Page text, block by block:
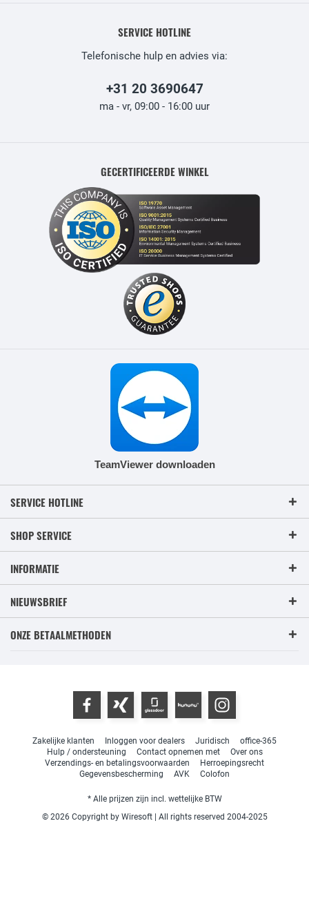
SERVICE HOTLINE
Telefonische hulp en advies via:
+31 20 3690647
ma - vr, 09:00 - 16:00 uur
GECERTIFICEERDE WINKEL
TeamViewer downloaden
SERVICE HOTLINE
SHOP SERVICE
INFORMATIE
NIEUWSBRIEF
ONZE BETAALMETHODEN
Zakelijke klanten Inloggen voor dealers Juridisch
office-365
Hulp / ondersteuning
Contact opnemen met
Over ons
Verzendings- en betalingsvoorwaarden
Herroepingsrecht
Gegevensbescherming
AVK Colofon
* Alle prijzen zijn incl. wettelijke BTW
© 2026 Copyright by Wiresoft | All rights reserved 2004-2025